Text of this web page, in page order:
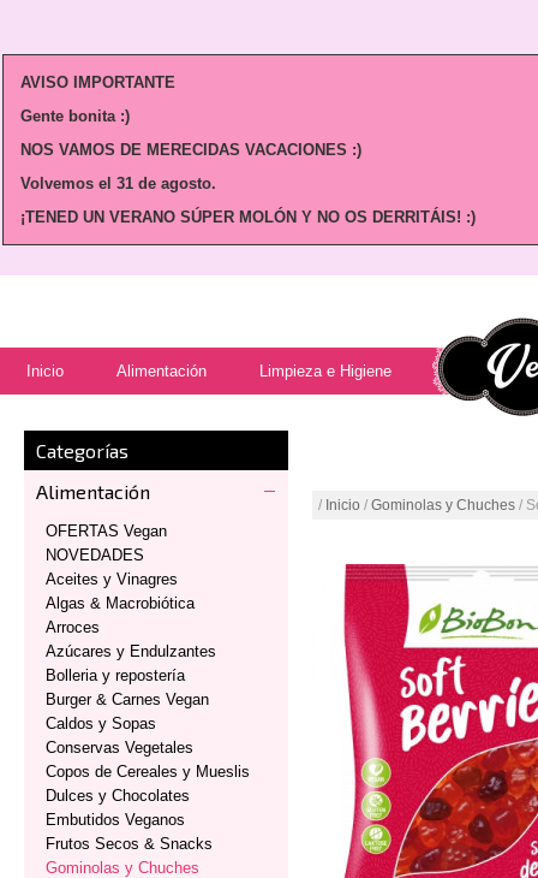
AVISO IMPORTANTE
Gente bonita :)
NOS VAMOS DE MERECIDAS VACACIONES :)
Volvemos el 31 de agosto.
¡TENED UN VERANO SÚPER MOLÓN Y NO OS DERRITÁIS! :)
Inicio Alimentación Limpieza e Higiene
Categorías
Alimentación
OFERTAS Vegan
NOVEDADES
Aceites y Vinagres
Algas & Macrobiótica
Arroces
Azúcares y Endulzantes
Bolleria y repostería
Burger & Carnes Vegan
Caldos y Sopas
Conservas Vegetales
Copos de Cereales y Mueslis
Dulces y Chocolates
Embutidos Veganos
Frutos Secos & Snacks
Gominolas y Chuches
/ Inicio / Gominolas y Chuches /